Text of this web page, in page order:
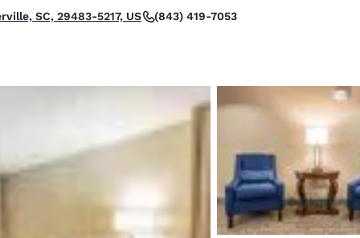
English
España
France
English
SC, 29483-5217, US
(843) 419-7053